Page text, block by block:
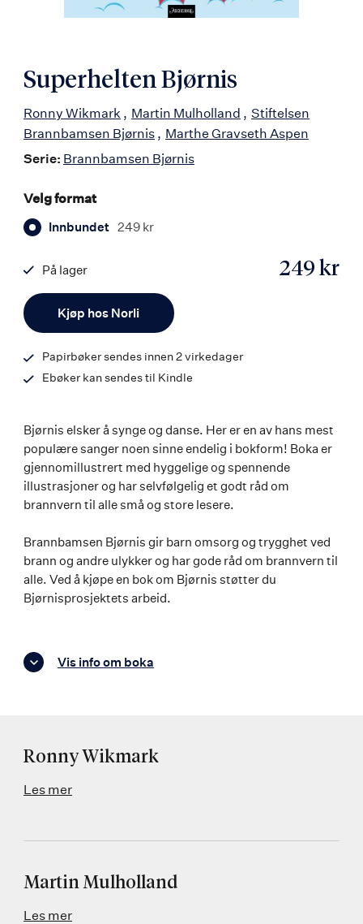
Superhelten Bjørnis
Ronny Wikmark Martin Mulholland
Stiftelsen
Brannbamsen Bjørnis
Marthe Gravseth Aspen
Serie: Brannbamsen Bjørnis
Velg format
Innbundet 249 kr
Kjøp hos Norli
249 kr
På lager
9788203457975
Papirbøker sendes innen 2 virkedager
Ebøker kan sendes til Kindle
Bjørnis elsker å synge og danse. Her er en av hans mest
populære sanger noen sinne endelig i bokform! Boka er
gjennomillustrert med hyggelige og spennende
illustrasjoner og har selvfølgelig et godt råd om
brannvern til alle små og store lesere.
Brannbamsen Bjørnis gir barn omsorg og trygghet ved
brann og andre ulykker og har gode råd om brannvern til
alle. Ved å kjøpe en bok om Bjørnis støtter du
Bjørnisprosjektets arbeid.
Vis info om boka
Ronny Wikmark
Les mer
Martin Mulholland
Les mer